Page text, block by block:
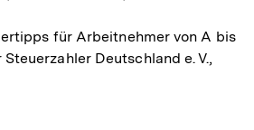
für Arbeitnehmer von A bis
Deutschland e. V.,